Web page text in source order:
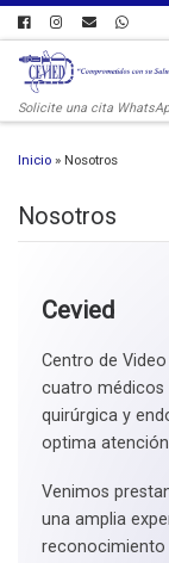
Solicite una cita
Inicio » Nosotros
Nosotros
Cevied
Centro de
cuatro médicos
quirúrgica y
optima
Venimos
una amplia
reconocimiento